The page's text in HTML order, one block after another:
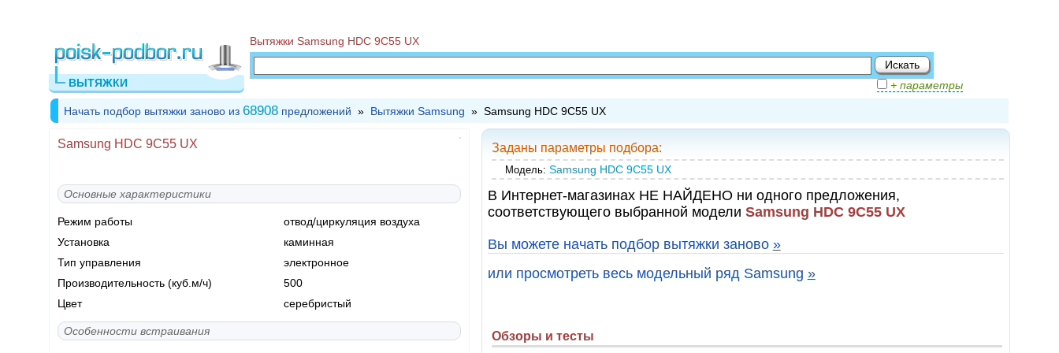
ВЫТЯЖКИ
Вытяжки Samsung HDC 9C55 UX
+ параметры
Начать подбор вытяжки заново из 68908 предложений » Вытяжки Samsung » Samsung HDC 9C55 UX
Samsung HDC 9C55 UX
Основные характеристики
Режим работы
отвод/циркуляция воздуха
Установка
каминная
Тип управления
электронное
Производительность (куб.м/ч)
500
Цвет
серебристый
Особенности встраивания
Заданы параметры подбора:
Модель: Samsung HDC 9C55 UX
В Интернет-магазинах НЕ НАЙДЕНО ни одного предложения,
соответствующего выбранной модели Samsung HDC 9C55 UX
Вы можете начать подбор вытяжки заново »
или просмотреть весь модельный ряд Samsung »
Обзоры и тесты